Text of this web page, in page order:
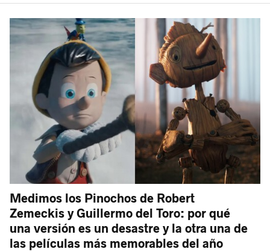
Medimos los Pinochos de Robert
Zemeckis y Guillermo del Toro: por qué
una versión es un desastre y la otra una de
las películas más memorables del año